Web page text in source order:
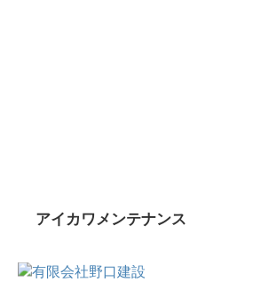
アイカワメンテナンス